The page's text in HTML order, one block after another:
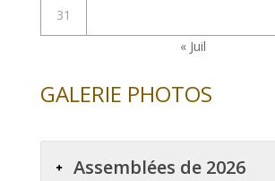
31
« Juil
GALERIE PHOTOS
Assemblées de 2026